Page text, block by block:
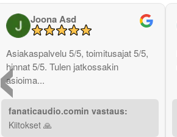
‹
Joona Asd
Asiakaspalvelu 5/5, toimitusajat 5/5,
hinnat 5/5. Tulen jatkossakin
asioima...
fanaticaudio.comin vastaus:
Kiitokset 🙏